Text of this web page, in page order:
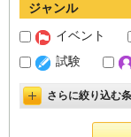
ジャンル
イベント
試験
詳細設定を開く
さらに絞り込む